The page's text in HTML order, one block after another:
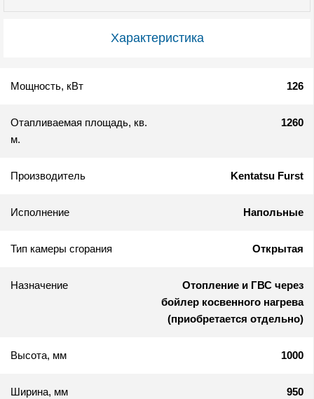
Характеристика
Мощность, кВт 126
Отапливаемая площадь, кв.
м.
1260
Производитель Kentatsu Furst
Исполнение Напольные
Тип камеры сгорания Открытая
Назначение
Отопление и ГВС через
бойлер косвенного нагрева
(приобретается отдельно)
Высота, мм 1000
Ширина, мм 950